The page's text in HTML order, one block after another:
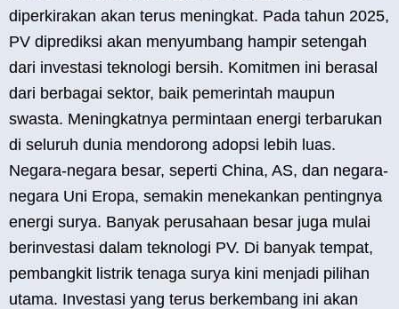
diperkirakan akan terus meningkat. Pada tahun 2025,
PV diprediksi akan menyumbang hampir setengah
dari investasi teknologi bersih. Komitmen ini berasal
dari berbagai sektor, baik pemerintah maupun
swasta. Meningkatnya permintaan energi terbarukan
di seluruh dunia mendorong adopsi lebih luas.
Negara-negara besar, seperti China, AS, dan negara-
negara Uni Eropa, semakin menekankan pentingnya
energi surya. Banyak perusahaan besar juga mulai
berinvestasi dalam teknologi PV. Di banyak tempat,
pembangkit listrik tenaga surya kini menjadi pilihan
utama. Investasi yang terus berkembang ini akan